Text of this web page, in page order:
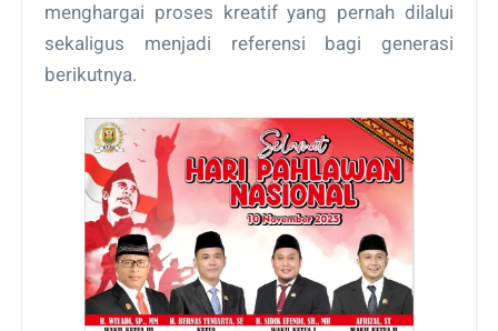
menghargai proses kreatif yang pernah dilalui
sekaligus menjadi referensi bagi generasi
berikutnya.